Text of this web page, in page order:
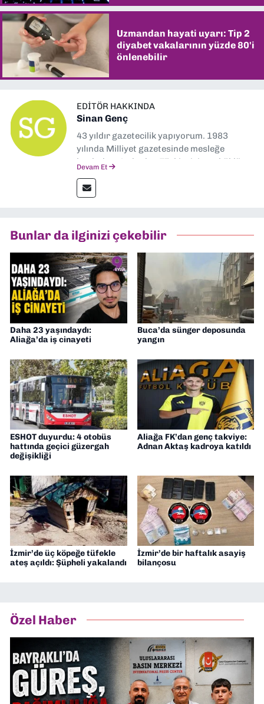
Uzmandan hayati uyarı: Tip 2
diyabet vakalarının yüzde 80'i
önlenebilir
EDITÖR HAKKINDA
Sinan Genç
43 yıldır gazetecilik yapıyorum. 1983
yılında Milliyet gazetesinde mesleğe
başladım. Ardından Türkiye’nin en köklü
muhabir, editör, müdür yardımcısı ve spor
müdürü olarak görev yaptım. Ayrıca Yeni
Gazetesi'nde editörlük yapıyorum
Devam Et
Bunlar da ilginizi çekebilir
Daha 23 yaşındaydı:
Aliağa’da iş cinayeti
Buca’da sünger deposunda
yangın
ESHOT duyurdu: 4 otobüs
hattında geçici güzergah
değişikliği
Aliağa FK’dan genç takviye:
Adnan Aktaş kadroya katıldı
İzmir’de üç köpeğe tüfekle
ateş açıldı: Şüpheli yakalandı
İzmir’de bir haftalık asayiş
bilançosu
Özel Haber